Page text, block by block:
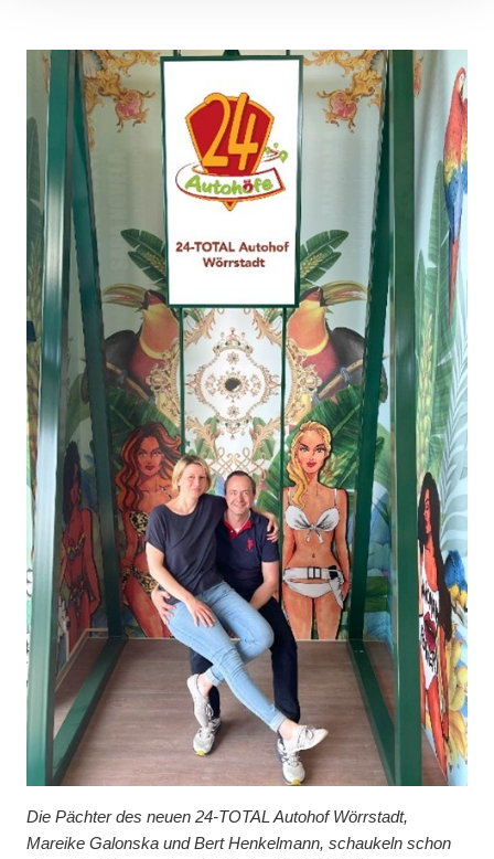
Die Pächter des neuen 24-TOTAL Autohof Wörrstadt,
Mareike Galonska und Bert Henkelmann, schaukeln schon